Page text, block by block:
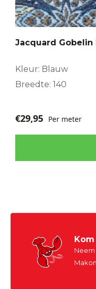
Jacquard
Kleur: Blauw
Breedte: 140
€29,95 Per meter